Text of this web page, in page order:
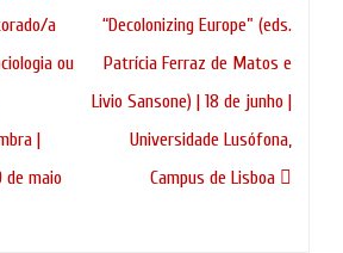
a
ou
|
de maio
“Decolonizing Europe” (eds.
Patrícia Ferraz de Matos e
Livio Sansone) | 18 de junho |
Universidade Lusófona,
Campus de Lisboa